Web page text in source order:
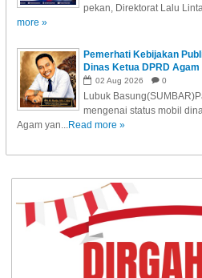
pekan, Direktorat Lalu
more »
Pemerhati Kebijakan
Dinas Ketua DPRD
Akuntabilitas
dari APBD
02 Aug 2026 0
Lubuk
mengenai status mobil
Agam yan... Read more »